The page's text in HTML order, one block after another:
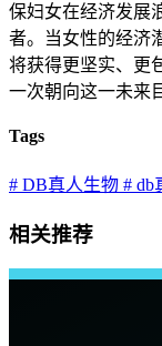
保妇女在经济发展
者。当女性的经济
将获得更坚实、更
一次朝向这一未来
Tags
# DB真人生物 # db
相关推荐